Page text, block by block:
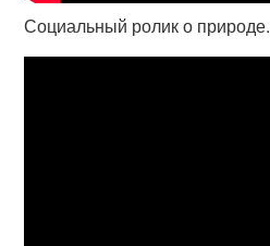
Социальный ролик о природе.